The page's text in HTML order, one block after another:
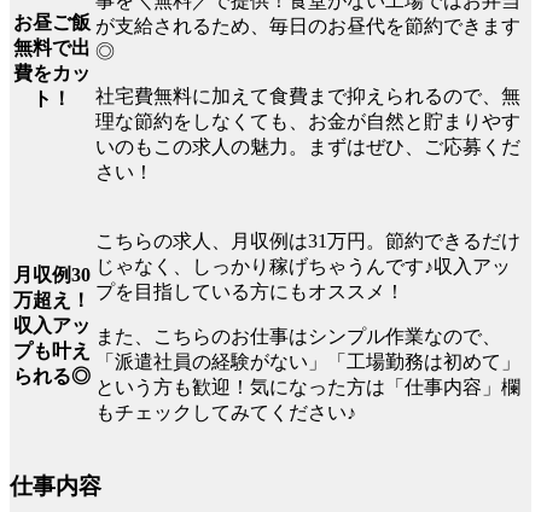
お昼ご飯
無料で出
費をカッ
ト！
が支給されるため、毎日のお昼代を節約できます
◎
社宅費無料に加えて食費まで抑えられるので、無
理な節約をしなくても、お金が自然と貯まりやす
いのもこの求人の魅力。まずはぜひ、ご応募くだ
さい！
月収例30
万超え！
収入アッ
プも叶え
られる◎
こちらの求人、月収例は31万円。節約できるだけ
じゃなく、しっかり稼げちゃうんです♪収入アッ
プを目指している方にもオススメ！
また、こちらのお仕事はシンプル作業なので、
「派遣社員の経験がない」「工場勤務は初めて」
という方も歓迎！気になった方は「仕事内容」欄
もチェックしてみてください♪
仕事内容